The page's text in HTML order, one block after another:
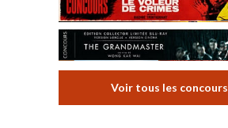
Voir tous les concours